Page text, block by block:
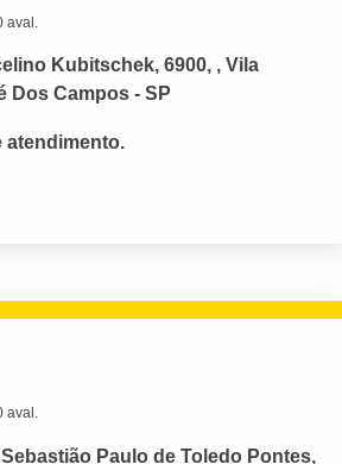
aval.
Kubitschek, 6900, , Vila
Dos Campos - SP
atendimento.
aval.
Paulo de Toledo Pontes,